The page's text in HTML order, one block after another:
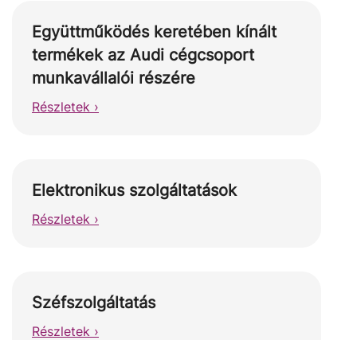
Együttműködés keretében kínált
termékek az Audi cégcsoport
munkavállalói részére
Részletek ›
Elektronikus szolgáltatások
Részletek ›
Széfszolgáltatás
Részletek ›